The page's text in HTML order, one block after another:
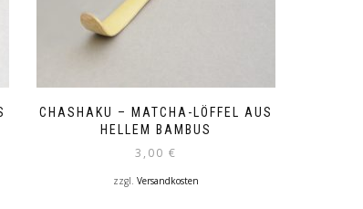
CHASHAKU – MATCHA-LÖFFEL AUS
HELLEM BAMBUS
3,00 €
zzgl. Versandkosten